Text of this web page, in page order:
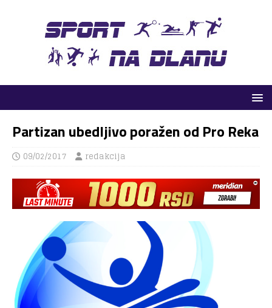
Partizan ubedljivo poražen od Pro Reka
09/02/2017 redakcija